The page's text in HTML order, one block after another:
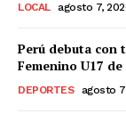
LOCAL agosto 7,
Perú debuta con
Femenino U17 de
DEPORTES agosto